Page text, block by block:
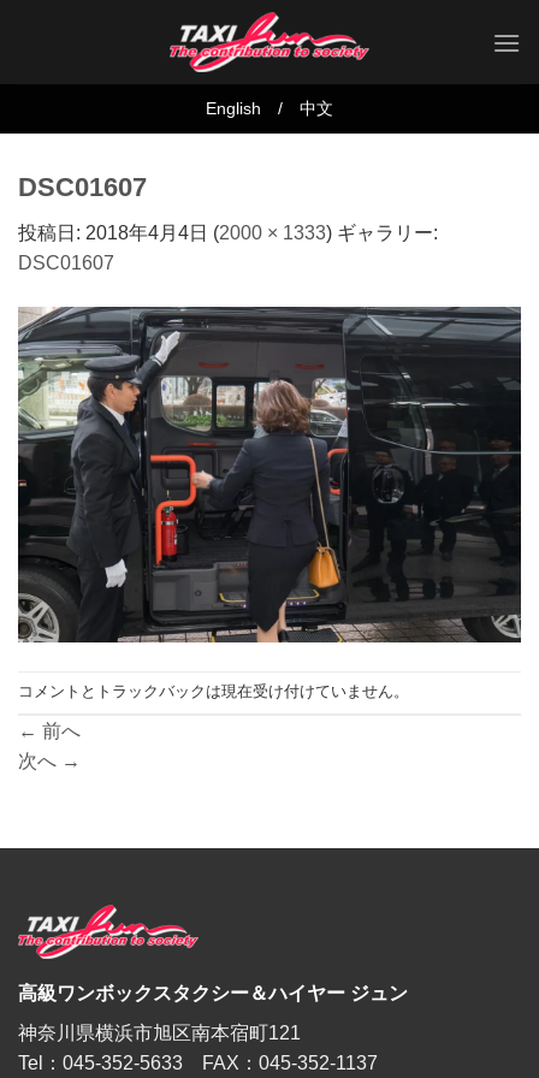
English / 中文
DSC01607
投稿日: 2018年4月4日 (2000 × 1333) ギャラリー:
DSC01607
コメントとトラックバックは現在受け付けていません。
← 前へ
次へ →
高級ワンボックスタクシー＆ハイヤー ジュン
神奈川県横浜市旭区南本宿町121
Tel：045-352-5633 FAX：045-352-1137